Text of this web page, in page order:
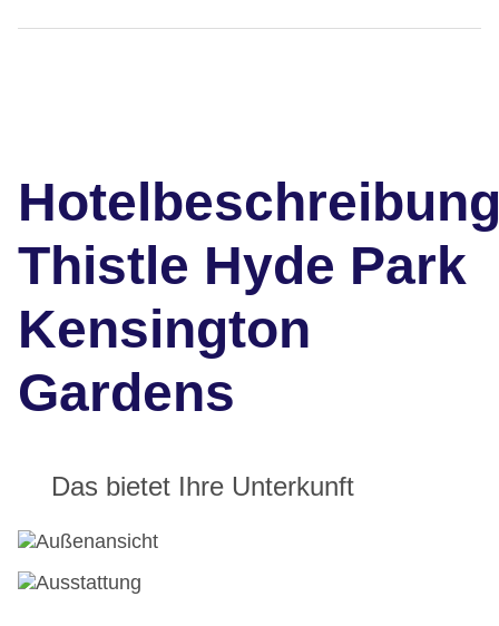
Thistle Hyde Park
Kensington
Gardens
Das bietet Ihre Unterkunft